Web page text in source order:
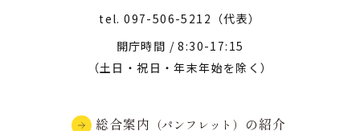
tel.097-506-5212 （代表）
開庁時間 / 8:30-17:15
（土日・祝日・年末年始を除く）
総合案内 （パンフレット） の紹介